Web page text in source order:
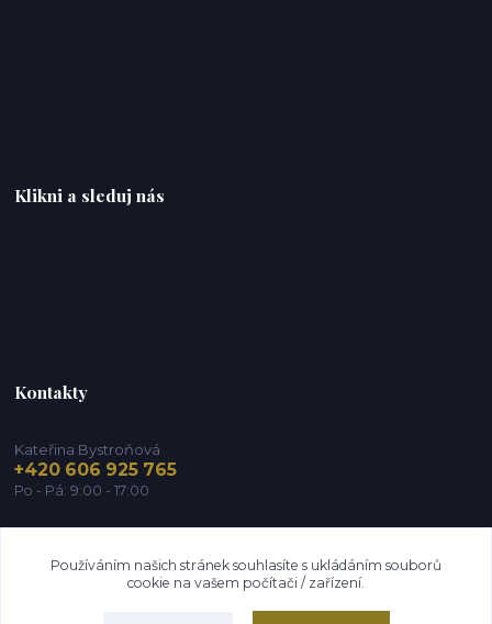
Klikni a sleduj nás
Kontakty
Kateřina Bystroňová
+420 606 925 765
Po - Pá: 9:00 - 17:00
Používáním našich stránek souhlasíte s ukládáním souborů
cookie na vašem počítači / zařízení.